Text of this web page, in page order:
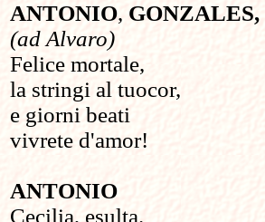
ANTONIO, GONZALES,
(ad Alvaro)
Felice mortale,
la stringi al tuocor,
e giorni beati
vivrete d'amor!
ANTONIO
Cecilia, esulta.